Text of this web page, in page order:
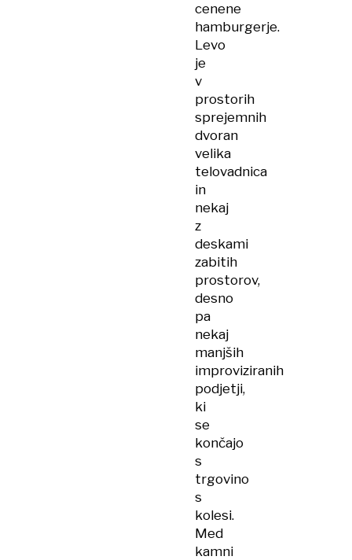
cenene
hamburgerje.
Levo
je
v
prostorih
sprejemnih
dvoran
velika
telovadnica
in
nekaj
z
deskami
zabitih
prostorov,
desno
pa
nekaj
manjših
improviziranih
podjetji,
ki
se
končajo
s
trgovino
s
kolesi.
Med
kamni